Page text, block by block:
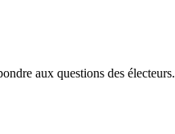
aux questions des électeurs.